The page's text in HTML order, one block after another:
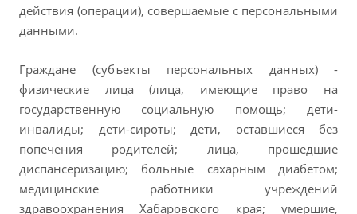
действия (операции), совершаемые с персональными
данными.
Граждане (субъекты персональных данных) -
физические лица (лица, имеющие право на
государственную социальную помощь; дети-
инвалиды; дети-сироты; дети, оставшиеся без
попечения родителей; лица, прошедшие
диспансеризацию; больные сахарным диабетом;
медицинские работники учреждений
здравоохранения Хабаровского края; умершие,